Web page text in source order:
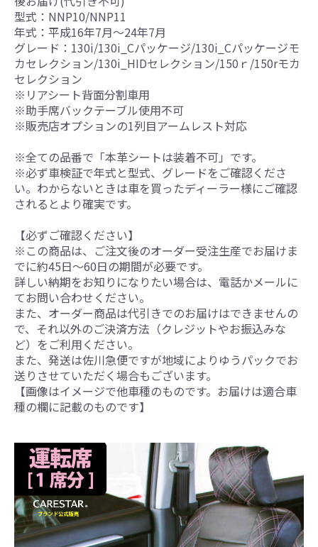
型式：NNP10/NNP11
年式：平成16年7月～24年7月
グレード：130i/130i_Cパッケージ/130i_Cパッケージモ
カセレクション/130i_HIDセレクション/150ｒ/150rモカ
セレクション
※リアシート背面分割車用
※助手席バックテーブル使用不可
※販売店オプションの1列目アームレスト対応
※全ての品番で「本革シートは装着不可」です。
※必ず車検証で年式と型式、グレードをご確認くださ
い。わからないときは車を買ったディーラー様にご確認
されるとより確実です。
【必ずご確認ください】
※この商品は、ご注文後のオーダー受注生産でお届けま
でに約45日～60日の期間が必要です。
詳しい納期をお知りになりたい場合は、電話かメールに
てお問い合わせください。
また、オーダー商品は代引きでのお届けはできませんの
で、それ以外のご決済方法（クレジットやお振込みな
ど）をご利用ください。
また、発送は佐川急便ですが地域によりゆうパックでお
送りさせていただく場合もございます。
【画像はイメージで他車種のものです。お届けは適合車
種の欄に記載のものです】